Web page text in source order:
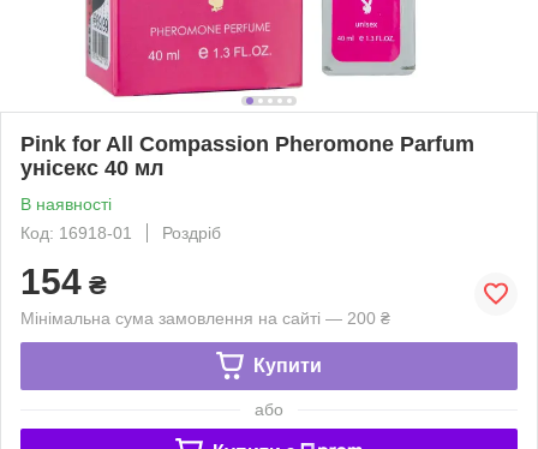
Pink for All Compassion Pheromone Parfum
унісекс 40 мл
В наявності
Код: 16918-01
Роздріб
154 ₴
Мінімальна сума замовлення на сайті — 200 ₴
Купити
або